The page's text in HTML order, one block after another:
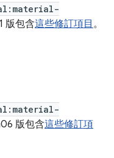
版包含這些修訂項目 。
版包含這些修訂項